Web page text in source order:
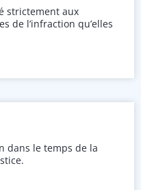
strictement aux
de l’infraction qu’elles
dans le temps de la